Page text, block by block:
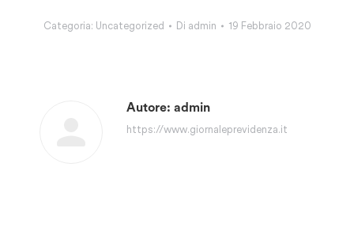
Categoria: Uncategorized Di admin 19 Febbraio 2020
Autore: admin
https://www.giornaleprevidenza.it